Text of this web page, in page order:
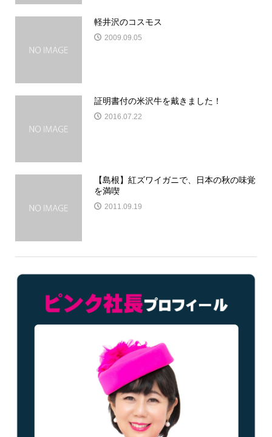
軽井沢のコスモス
2009.09.05
証明書付の米沢牛を戴きました！
2016.07.22
【島根】紅ズワイガニで、日本の秋の味覚
を満喫
2011.09.19